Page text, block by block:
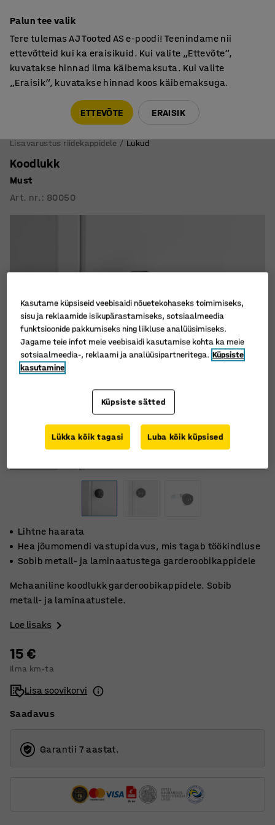
Pärnu mnt 158, Tallinn. Kauba väljastamine Paneeli
6, Tallinn. Vaata lähemalt!
Lisavarustus riidekappidele Lukud
Koodlukk
Must
Art. nr. : 80050
Lihtne haarata
Hea jõumomendi vastupidavus, mis tagab töökindluse
Sobib metall- ja laminaatustega garderoobikappidele
Mehaaniline koodlukk garderoobikappidele. Sobib
metall- ja laminaatustele.
Loe lisaks
15 €
Ilma km-ta
Lisa soovikorvi
Saadavus
Garantii 7 aastat.
Palun tee valik
Tere tulemas AJ Tooted AS e-poodi! Teenindame nii
ettevõtteid kui ka eraisikuid. Kui valite „Ettevõte“,
kuvatakse hinnad ilma käibemaksuta. Kui valite
„Eraisik“, kuvatakse hinnad koos käibemaksuga.
ETTEVÕTE ERAISIK
Kasutame küpsiseid veebisaidi nõuetekohaseks toimimiseks,
sisu ja reklaamide isikupärastamiseks, sotsiaalmeedia
funktsioonide pakkumiseks ning liikluse analüüsimiseks.
Jagame teie infot meie veebisaidi kasutamise kohta ka meie
sotsiaalmeedia-, reklaami ja analüüsipartneritega. Küpsiste
kasutamine
Küpsiste sätted
Lükka kõik tagasi Luba kõik küpsised